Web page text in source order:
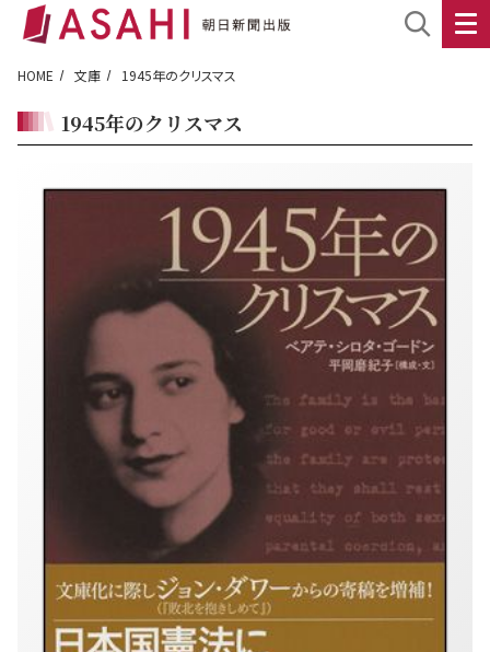
HOME 文庫 1945年のクリスマス
1945年のクリスマス